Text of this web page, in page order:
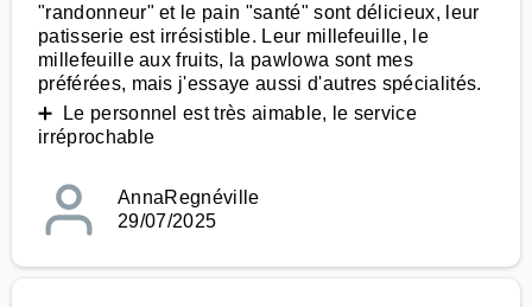
"randonneur" et le pain "santé" sont délicieux, leur
patisserie est irrésistible. Leur millefeuille, le
millefeuille aux fruits, la pawlowa sont mes
préférées, mais j'essaye aussi d'autres spécialités.
➕ Le personnel est très aimable, le service
irréprochable
AnnaRegnéville
29/07/2025